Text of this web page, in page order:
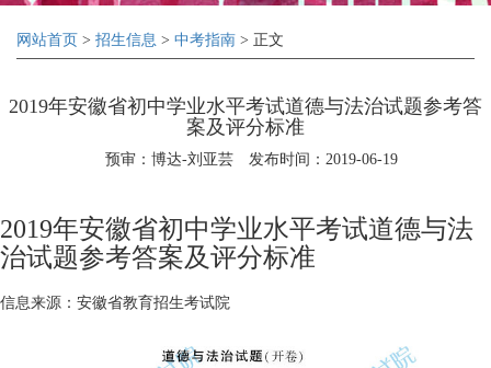
网站首页 > 招生信息 > 中考指南 > 正文
2019年安徽省初中学业水平考试道德与法治试题参考答
案及评分标准
预审：博达-刘亚芸 发布时间：2019-06-19
2019年安徽省初中学业水平考试道德与法
治试题参考答案及评分标准
信息来源：安徽省教育招生考试院